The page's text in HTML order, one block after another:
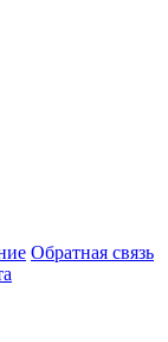
Обратная связь